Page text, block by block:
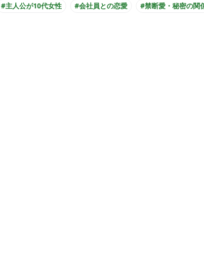
#主人公が10代女性 #会社員との恋愛 #禁断愛・秘密の関